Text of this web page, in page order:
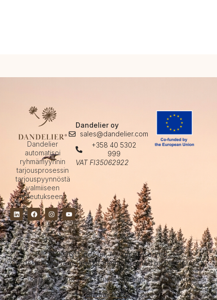
Dandelier
automatisoi
ryhmämyynnin
tarjousprosessin
tarjouspyynnöstä
valmiiseen
toteutukseen.
Dandelier oy
sales@dandelier.com
+358 40 5302
999
VAT FI35062922
© 2026 Dandelier.All rights reserved.
Dandelier® is a registered trademark owned by Dandelier Oy.
Born in Finland – the Happiest Countryin the World
Privacy Policy